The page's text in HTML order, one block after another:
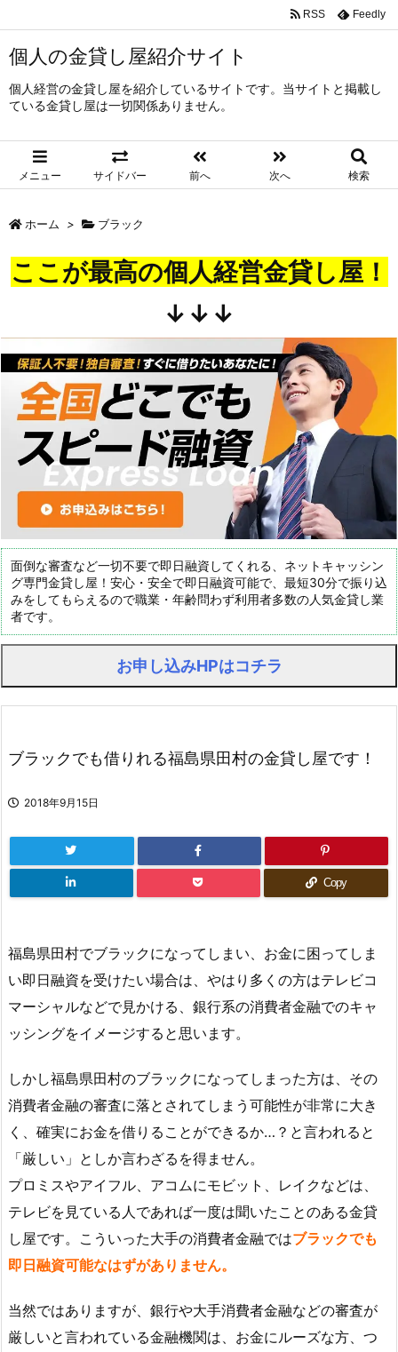
個人の金貸し屋紹介サイト
個人経営の金貸し屋を紹介しているサイトです。当サイトと掲載し
ている金貸し屋は一切関係ありません。
メニュー サイドバー 前へ 次へ 検索
RSS Feedly
ホーム > ブラック
ここが最高の個人経営金貸し屋！
↓↓↓
面倒な審査など一切不要で即日融資してくれる、ネットキャッシン
グ専門金貸し屋！安心・安全で即日融資可能で、最短30分で振り込
みをしてもらえるので職業・年齢問わず利用者多数の人気金貸し業
者です。
お申し込みHPはコチラ
ブラックでも借りれる福島県田村の金貸し屋です！
2018年9月15日
Copy
福島県田村でブラックになってしまい、お金に困ってしま
い即日融資を受けたい場合は、やはり多くの方はテレビコ
マーシャルなどで見かける、銀行系の消費者金融でのキャ
ッシングをイメージすると思います。
しかし福島県田村のブラックになってしまった方は、その
消費者金融の審査に落とされてしまう可能性が非常に大き
く、確実にお金を借りることができるか…？と言われると
「厳しい」としか言わざるを得ません。
プロミスやアイフル、アコムにモビット、レイクなどは、
テレビを見ている人であれば一度は聞いたことのある金貸
し屋です。こういった大手の消費者金融ではブラックでも
即日融資可能なはずがありません。
当然ではありますが、銀行や大手消費者金融などの審査が
厳しいと言われている金融機関は、お金にルーズな方、つ